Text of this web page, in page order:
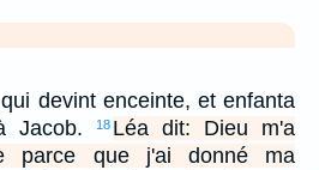
devint enceinte, et enfanta
Jacob.
18 Léa dit: Dieu m'a
parce que j'ai donné ma